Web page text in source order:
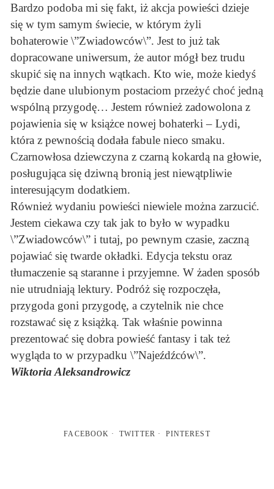
Bardzo podoba mi się fakt, iż akcja powieści dzieje
się w tym samym świecie, w którym żyli
bohaterowie \”Zwiadowców\”. Jest to już tak
dopracowane uniwersum, że autor mógł bez trudu
skupić się na innych wątkach. Kto wie, może kiedyś
będzie dane ulubionym postaciom przeżyć choć jedną
wspólną przygodę… Jestem również zadowolona z
pojawienia się w książce nowej bohaterki – Lydi,
która z pewnością dodała fabule nieco smaku.
Czarnowłosa dziewczyna z czarną kokardą na głowie,
posługująca się dziwną bronią jest niewątpliwie
interesującym dodatkiem.
Również wydaniu powieści niewiele można zarzucić.
Jestem ciekawa czy tak jak to było w wypadku
\”Zwiadowców\” i tutaj, po pewnym czasie, zaczną
pojawiać się twarde okładki. Edycja tekstu oraz
tłumaczenie są staranne i przyjemne. W żaden sposób
nie utrudniają lektury. Podróż się rozpoczęła,
przygoda goni przygodę, a czytelnik nie chce
rozstawać się z książką. Tak właśnie powinna
prezentować się dobra powieść fantasy i tak też
wygląda to w przypadku \”Najeźdźców\”.
Wiktoria Aleksandrowicz
FACEBOOK TWITTER PINTEREST